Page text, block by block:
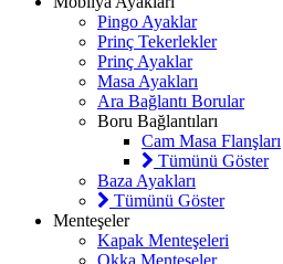
Pingo Ayaklar
Prinç Tekerlekler
Prinç Ayaklar
Masa Ayakları
Ara Bağlantı Borular
Boru Bağlantıları
Cam Masa Flanşları
Tümünü Göster
Baza Ayakları
Tümünü Göster
Menteşeler
Kapak Menteşeleri